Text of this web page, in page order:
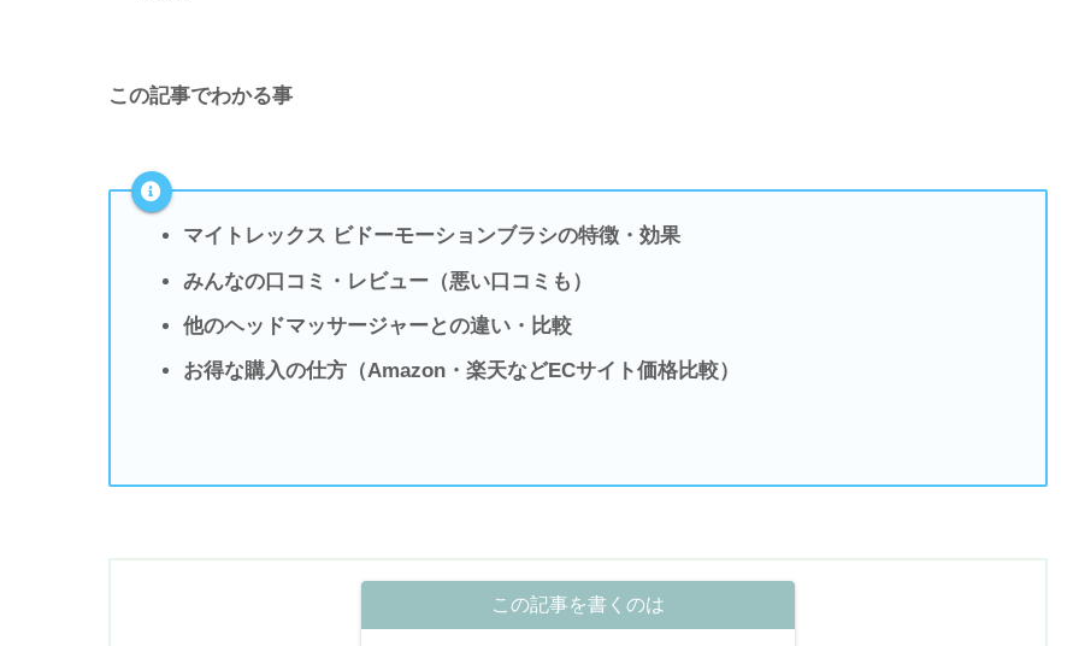
この記事でわかる事
マイトレックス ビドーモーションブラシの特徴・効果
みんなの口コミ・レビュー（悪い口コミも）
他のヘッドマッサージャーとの違い・比較
お得な購入の仕方（Amazon・楽天などECサイト価格比較）
この記事を書くのは